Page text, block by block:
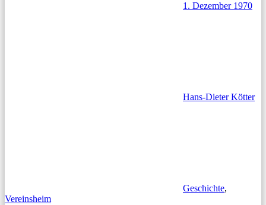
1. Dezember 1970
Hans-Dieter Kötter
Geschichte,
Vereinsheim